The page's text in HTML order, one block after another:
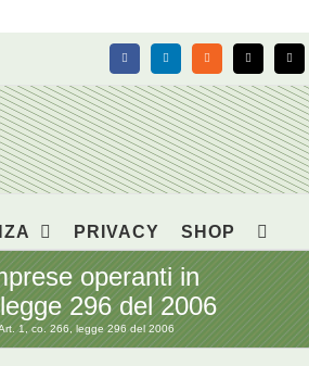
FacebookLinkedIn Rss X Email
PRIVACY SHOP
operanti in
296 del 2006
1, co. 266, legge 296 del 2006